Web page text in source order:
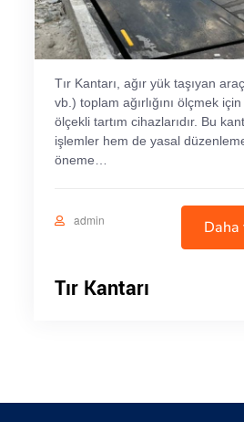
Tır Kantarı, ağır yük taşıyan
vb.) toplam ağırlığını ölçmek
ölçekli tartım cihazlarıdır. Bu
işlemler hem de yasal
öneme…
admin Daha
Tır Kantarı